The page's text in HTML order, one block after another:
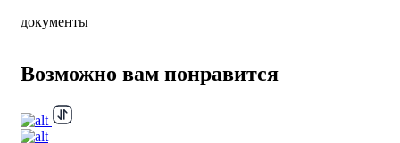
документы
Возможно вам понравится